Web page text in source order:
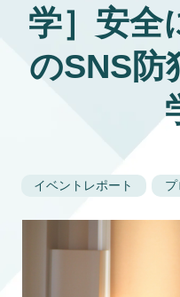
学］安全
のSNS防
イベントレポート
プ